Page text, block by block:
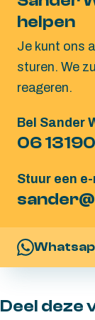
helpen
Je kunt ons
sturen. We
reageren.
Bel Sander
06
Stuur een
Deel deze